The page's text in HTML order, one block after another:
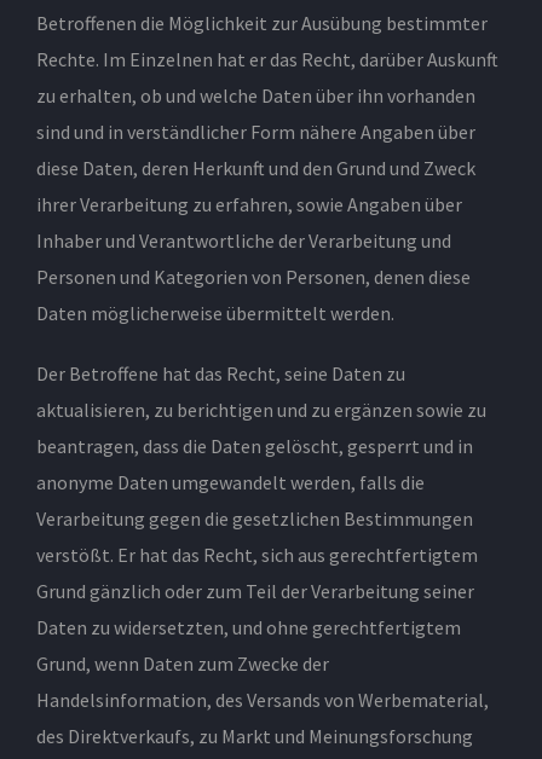
Betroffenen die Möglichkeit zur Ausübung bestimmter
Rechte. Im Einzelnen hat er das Recht, darüber Auskunft
zu erhalten, ob und welche Daten über ihn vorhanden
sind und in verständlicher Form nähere Angaben über
diese Daten, deren Herkunft und den Grund und Zweck
ihrer Verarbeitung zu erfahren, sowie Angaben über
Inhaber und Verantwortliche der Verarbeitung und
Personen und Kategorien von Personen, denen diese
Daten möglicherweise übermittelt werden.
Der Betroffene hat das Recht, seine Daten zu
aktualisieren, zu berichtigen und zu ergänzen sowie zu
beantragen, dass die Daten gelöscht, gesperrt und in
anonyme Daten umgewandelt werden, falls die
Verarbeitung gegen die gesetzlichen Bestimmungen
verstößt. Er hat das Recht, sich aus gerechtfertigtem
Grund gänzlich oder zum Teil der Verarbeitung seiner
Daten zu widersetzten, und ohne gerechtfertigtem
Grund, wenn Daten zum Zwecke der
Handelsinformation, des Versands von Werbematerial,
des Direktverkaufs, zu Markt und Meinungsforschung